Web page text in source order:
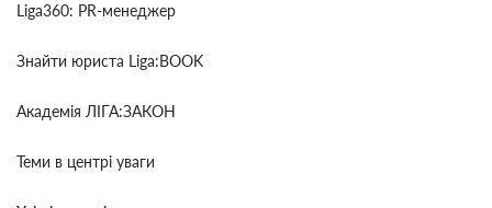
Liga360: PR-менеджер
Знайти юриста Liga:BOOK
Академія ЛІГА:ЗАКОН
Теми в центрі уваги